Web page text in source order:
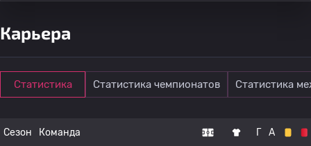
Карьера
Статистика Статистика чемпионатов Статистика
Сезон Команда Г А